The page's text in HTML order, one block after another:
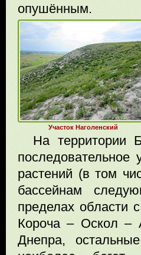
опушённым.
Участок Наголенский
На территории
последовательное
растений (в том
бассейнам
пределах области
Короча – Оскол –
Днепра,